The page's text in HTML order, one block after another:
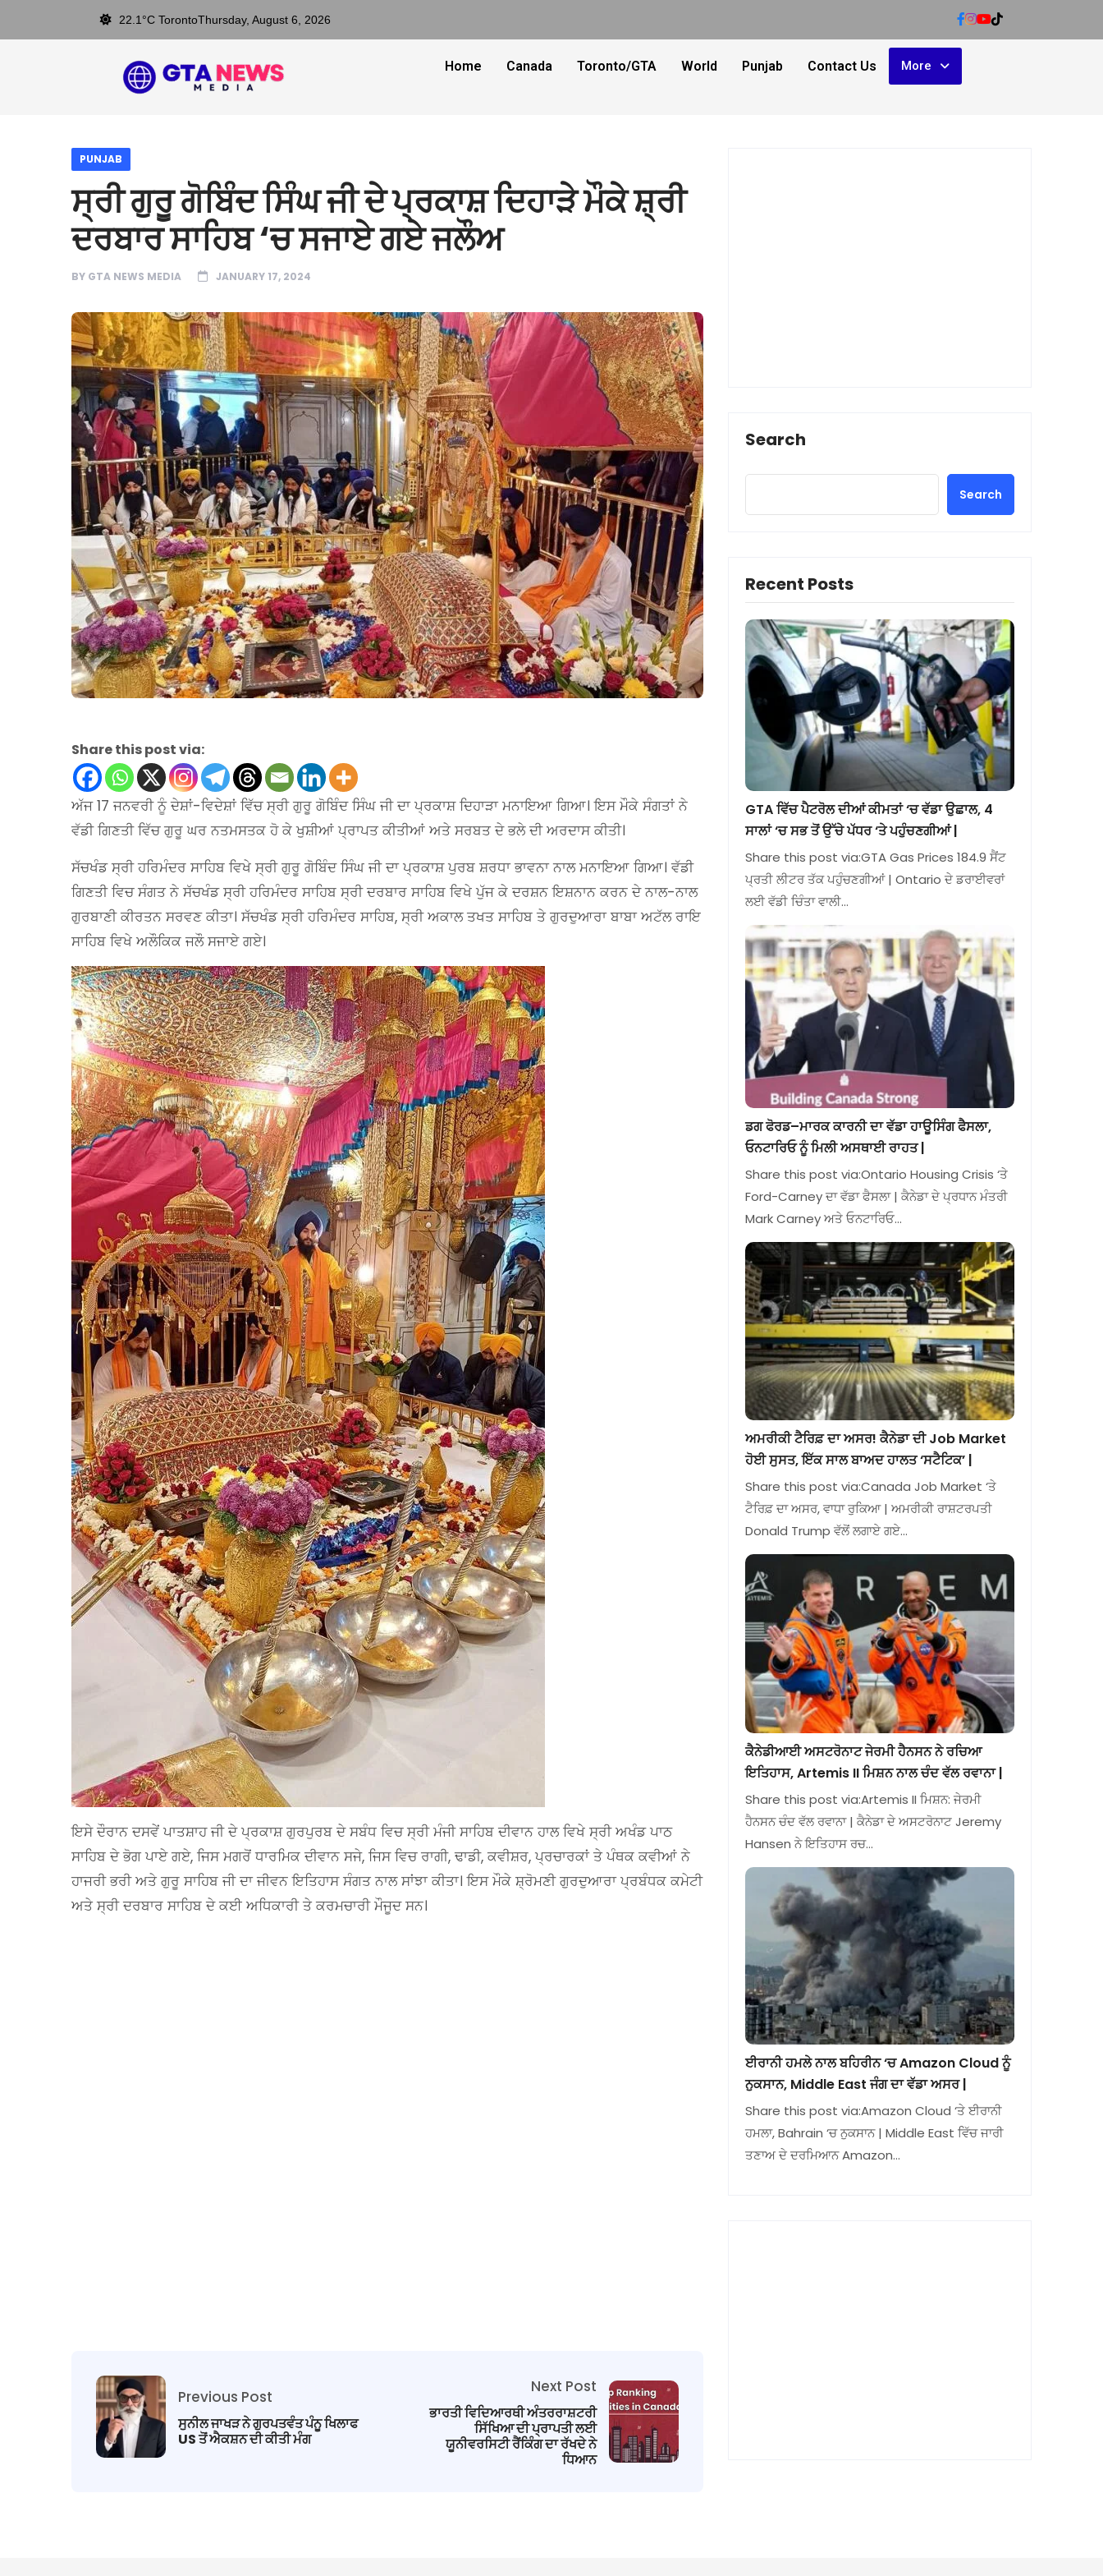
22.1°C TorontoThursday, August 6, 2026
Home Canada Toronto/GTA World Punjab Contact Us More
PUNJAB
ਸ੍ਰੀ ਗੁਰੂ ਗੋਬਿੰਦ ਸਿੰਘ ਜੀ ਦੇ ਪ੍ਰਕਾਸ਼ ਦਿਹਾੜੇ ਮੌਕੇ ਸ਼੍ਰੀ
ਦਰਬਾਰ ਸਾਹਿਬ ‘ਚ ਸਜਾਏ ਗਏ ਜਲੌਅ
BY GTA NEWS MEDIA JANUARY 17, 2024
Share this post via:
ਅੱਜ 17 ਜਨਵਰੀ ਨੂੰ ਦੇਸ਼ਾਂ-ਵਿਦੇਸ਼ਾਂ ਵਿੱਚ ਸ੍ਰੀ ਗੁਰੂ ਗੋਬਿੰਦ ਸਿੰਘ ਜੀ ਦਾ ਪ੍ਰਕਾਸ਼ ਦਿਹਾੜਾ ਮਨਾਇਆ ਗਿਆ। ਇਸ ਮੌਕੇ ਸੰਗਤਾਂ ਨੇ
ਵੱਡੀ ਗਿਣਤੀ ਵਿੱਚ ਗੁਰੂ ਘਰ ਨਤਮਸਤਕ ਹੋ ਕੇ ਖੁਸ਼ੀਆਂ ਪ੍ਰਾਪਤ ਕੀਤੀਆਂ ਅਤੇ ਸਰਬਤ ਦੇ ਭਲੇ ਦੀ ਅਰਦਾਸ ਕੀਤੀ।
ਸੱਚਖੰਡ ਸ੍ਰੀ ਹਰਿਮੰਦਰ ਸਾਹਿਬ ਵਿਖੇ ਸ੍ਰੀ ਗੁਰੂ ਗੋਬਿੰਦ ਸਿੰਘ ਜੀ ਦਾ ਪ੍ਰਕਾਸ਼ ਪੁਰਬ ਸ਼ਰਧਾ ਭਾਵਨਾ ਨਾਲ ਮਨਾਇਆ ਗਿਆ। ਵੱਡੀ
ਗਿਣਤੀ ਵਿਚ ਸੰਗਤ ਨੇ ਸੱਚਖੰਡ ਸ੍ਰੀ ਹਰਿਮੰਦਰ ਸਾਹਿਬ ਸ੍ਰੀ ਦਰਬਾਰ ਸਾਹਿਬ ਵਿਖੇ ਪੁੱਜ ਕੇ ਦਰਸ਼ਨ ਇਸ਼ਨਾਨ ਕਰਨ ਦੇ ਨਾਲ-ਨਾਲ
ਗੁਰਬਾਣੀ ਕੀਰਤਨ ਸਰਵਣ ਕੀਤਾ। ਸੱਚਖੰਡ ਸ੍ਰੀ ਹਰਿਮੰਦਰ ਸਾਹਿਬ, ਸ੍ਰੀ ਅਕਾਲ ਤਖਤ ਸਾਹਿਬ ਤੇ ਗੁਰਦੁਆਰਾ ਬਾਬਾ ਅਟੱਲ ਰਾਇ
ਸਾਹਿਬ ਵਿਖੇ ਅਲੌਕਿਕ ਜਲੌ ਸਜਾਏ ਗਏ।
ਇਸੇ ਦੌਰਾਨ ਦਸਵੇਂ ਪਾਤਸ਼ਾਹ ਜੀ ਦੇ ਪ੍ਰਕਾਸ਼ ਗੁਰਪੁਰਬ ਦੇ ਸਬੰਧ ਵਿਚ ਸ੍ਰੀ ਮੰਜੀ ਸਾਹਿਬ ਦੀਵਾਨ ਹਾਲ ਵਿਖੇ ਸ੍ਰੀ ਅਖੰਡ ਪਾਠ
ਸਾਹਿਬ ਦੇ ਭੋਗ ਪਾਏ ਗਏ, ਜਿਸ ਮਗਰੋਂ ਧਾਰਮਿਕ ਦੀਵਾਨ ਸਜੇ, ਜਿਸ ਵਿਚ ਰਾਗੀ, ਢਾਡੀ, ਕਵੀਸ਼ਰ, ਪ੍ਰਚਾਰਕਾਂ ਤੇ ਪੰਥਕ ਕਵੀਆਂ ਨੇ
ਹਾਜਰੀ ਭਰੀ ਅਤੇ ਗੁਰੂ ਸਾਹਿਬ ਜੀ ਦਾ ਜੀਵਨ ਇਤਿਹਾਸ ਸੰਗਤ ਨਾਲ ਸਾਂਝਾ ਕੀਤਾ। ਇਸ ਮੌਕੇ ਸ਼੍ਰੋਮਣੀ ਗੁਰਦੁਆਰਾ ਪ੍ਰਬੰਧਕ ਕਮੇਟੀ
ਅਤੇ ਸ੍ਰੀ ਦਰਬਾਰ ਸਾਹਿਬ ਦੇ ਕਈ ਅਧਿਕਾਰੀ ਤੇ ਕਰਮਚਾਰੀ ਮੌਜੂਦ ਸਨ।
Previous Post
ਸੁਨੀਲ ਜਾਖੜ ਨੇ ਗੁਰਪਤਵੰਤ ਪੰਨੂ ਖਿਲਾਫ
US ਤੋਂ ਐਕਸ਼ਨ ਦੀ ਕੀਤੀ ਮੰਗ
Next Post
ਭਾਰਤੀ ਵਿਦਿਆਰਥੀ ਅੰਤਰਰਾਸ਼ਟਰੀ
ਸਿੱਖਿਆ ਦੀ ਪ੍ਰਾਪਤੀ ਲਈ
ਯੂਨੀਵਰਸਿਟੀ ਰੈਂਕਿੰਗ ਦਾ ਰੱਖਦੇ ਨੇ
ਧਿਆਨ
Search
Search
Recent Posts
GTA ਵਿੱਚ ਪੈਟਰੋਲ ਦੀਆਂ ਕੀਮਤਾਂ ‘ਚ ਵੱਡਾ ਉਛਾਲ, 4
ਸਾਲਾਂ ‘ਚ ਸਭ ਤੋਂ ਉੱਚੇ ਪੱਧਰ ‘ਤੇ ਪਹੁੰਚਣਗੀਆਂ |
Share this post via:GTA Gas Prices 184.9 ਸੈਂਟ
ਪ੍ਰਤੀ ਲੀਟਰ ਤੱਕ ਪਹੁੰਚਣਗੀਆਂ | Ontario ਦੇ ਡਰਾਈਵਰਾਂ
ਲਈ ਵੱਡੀ ਚਿੰਤਾ ਵਾਲੀ…
ਡਗ ਫੋਰਡ–ਮਾਰਕ ਕਾਰਨੀ ਦਾ ਵੱਡਾ ਹਾਊਸਿੰਗ ਫੈਸਲਾ,
ਓਨਟਾਰਿਓ ਨੂੰ ਮਿਲੀ ਅਸਥਾਈ ਰਾਹਤ |
Share this post via:Ontario Housing Crisis ‘ਤੇ
Ford-Carney ਦਾ ਵੱਡਾ ਫੈਸਲਾ | ਕੈਨੇਡਾ ਦੇ ਪ੍ਰਧਾਨ ਮੰਤਰੀ
Mark Carney ਅਤੇ ਓਨਟਾਰਿਓ…
ਅਮਰੀਕੀ ਟੈਰਿਫ਼ ਦਾ ਅਸਰ! ਕੈਨੇਡਾ ਦੀ Job Market
ਹੋਈ ਸੁਸਤ, ਇੱਕ ਸਾਲ ਬਾਅਦ ਹਾਲਤ ‘ਸਟੈਟਿਕ’ |
Share this post via:Canada Job Market ‘ਤੇ
ਟੈਰਿਫ਼ ਦਾ ਅਸਰ, ਵਾਧਾ ਰੁਕਿਆ | ਅਮਰੀਕੀ ਰਾਸ਼ਟਰਪਤੀ
Donald Trump ਵੱਲੋਂ ਲਗਾਏ ਗਏ…
ਕੈਨੇਡੀਆਈ ਅਸਟਰੋਨਾਟ ਜੇਰਮੀ ਹੈਨਸਨ ਨੇ ਰਚਿਆ
ਇਤਿਹਾਸ, Artemis II ਮਿਸ਼ਨ ਨਾਲ ਚੰਦ ਵੱਲ ਰਵਾਨਾ |
Share this post via:Artemis II ਮਿਸ਼ਨ: ਜੇਰਮੀ
ਹੈਨਸਨ ਚੰਦ ਵੱਲ ਰਵਾਨਾ | ਕੈਨੇਡਾ ਦੇ ਅਸਟਰੋਨਾਟ Jeremy
Hansen ਨੇ ਇਤਿਹਾਸ ਰਚ…
ਈਰਾਨੀ ਹਮਲੇ ਨਾਲ ਬਹਿਰੀਨ ‘ਚ Amazon Cloud ਨੂੰ
ਨੁਕਸਾਨ, Middle East ਜੰਗ ਦਾ ਵੱਡਾ ਅਸਰ |
Share this post via:Amazon Cloud ‘ਤੇ ਈਰਾਨੀ
ਹਮਲਾ, Bahrain ‘ਚ ਨੁਕਸਾਨ | Middle East ਵਿੱਚ ਜਾਰੀ
ਤਣਾਅ ਦੇ ਦਰਮਿਆਨ Amazon…